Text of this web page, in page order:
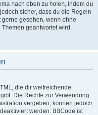
nach oben zu holen, indem du
sicher, dass du die Regeln
gesehen, wenn ohne
geantwortet wird.
die dir weitreichende
Die Rechte zur Verwendung
vergeben, können jedoch
werden. BBCode ist